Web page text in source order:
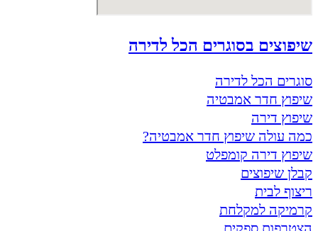
שיפוצים בסוגרים הכל לדירה
סוגרים הכל לדירה
שיפוץ חדר אמבטיה
שיפוץ דירה
כמה עולה שיפוץ חדר אמבטיה?
שיפוץ דירה קומפלט
קבלן שיפוצים
ריצוף לבית
קרמיקה למקלחת